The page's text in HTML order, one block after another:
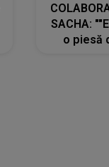
SACHA:
o piesă